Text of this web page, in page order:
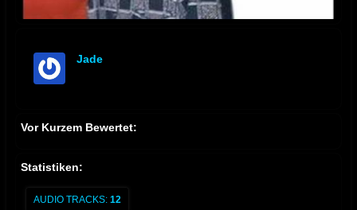
Jade
Vor Kurzem Bewertet:
Statistiken:
AUDIO TRACKS: 12